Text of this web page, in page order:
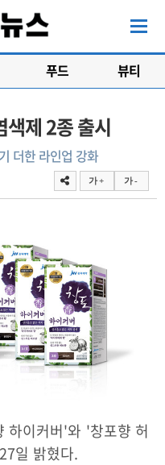
푸드 뷰티
제 2종 출시
더한 라인업 강화
가 + 가 -
하이커버'와 '창포향 허
일 밝혔다.